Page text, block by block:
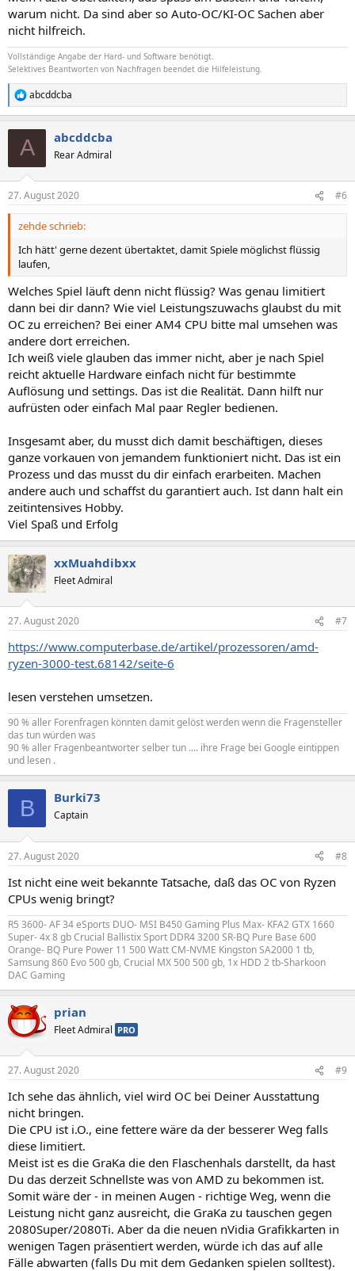
warum nicht. Da sind aber so Auto-OC/KI-OC Sachen aber
nicht hilfreich.
Vollständige Angabe der Hard- und Software benötigt.
Selektives Beantworten von Nachfragen beendet die Hilfeleistung.
R
e
e
n
abcddcba
A abcddcba
Rear Admiral
27. August 2020 #6
zehde schrieb:
Ich hätt' gerne dezent übertaktet, damit Spiele möglichst flüssig
laufen,
Welches Spiel läuft denn nicht flüssig? Was genau limitiert
dann bei dir dann? Wie viel Leistungszuwachs glaubst du mit
OC zu erreichen? Bei einer AM4 CPU bitte mal umsehen was
andere dort erreichen.
Ich weiß viele glauben das immer nicht, aber je nach Spiel
reicht aktuelle Hardware einfach nicht für bestimmte
Auflösung und settings. Das ist die Realität. Dann hilft nur
aufrüsten oder einfach Mal paar Regler bedienen.
Insgesamt aber, du musst dich damit beschäftigen, dieses
ganze vorkauen von jemandem funktioniert nicht. Das ist ein
Prozess und das musst du dir einfach erarbeiten. Machen
andere auch und schaffst du garantiert auch. Ist dann halt ein
zeitintensives Hobby.
Viel Spaß und Erfolg
xxMuahdibxx
Fleet Admiral
27. August 2020 #7
https://www.computerbase.de/artikel/prozessoren/amd-
ryzen-3000-test.68142/seite-6
lesen verstehen umsetzen.
90 % aller Forenfragen könnten damit gelöst werden wenn die Fragensteller
das tun würden was
90 % aller Fragenbeantworter selber tun .... ihre Frage bei Google eintippen
und lesen .
B Burki73
Captain
27. August 2020 #8
Ist nicht eine weit bekannte Tatsache, daß das OC von Ryzen
CPUs wenig bringt?
R5 3600- AF 34 eSports DUO- MSI B450 Gaming Plus Max- KFA2 GTX 1660
Super- 4x 8 gb Crucial Ballistix Sport DDR4 3200 SR-BQ Pure Base 600
Orange- BQ Pure Power 11 500 Watt CM-NVME Kingston SA2000 1 tb,
Samsung 860 Evo 500 gb, Crucial MX 500 500 gb, 1x HDD 2 tb-Sharkoon
DAC Gaming
prian
Fleet Admiral PRO
27. August 2020 #9
Ich sehe das ähnlich, viel wird OC bei Deiner Ausstattung
nicht bringen.
Die CPU ist i.O., eine fettere wäre da der besserer Weg falls
diese limitiert.
Meist ist es die GraKa die den Flaschenhals darstellt, da hast
Du das derzeit Schnellste was von AMD zu bekommen ist.
Somit wäre der - in meinen Augen - richtige Weg, wenn die
Leistung nicht ganz ausreicht, die GraKa zu tauschen gegen
2080Super/2080Ti. Aber da die neuen nVidia Grafikkarten in
wenigen Tagen präsentiert werden, würde ich das auf alle
Fälle abwarten (falls Du mit dem Gedanken spielen solltest).